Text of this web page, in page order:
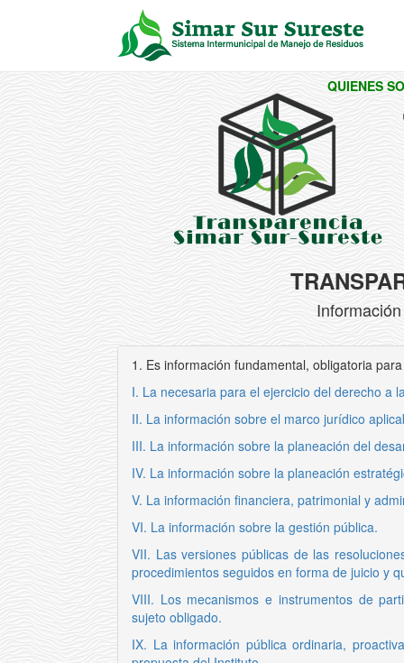
QUIENES
1. Es información fundamental, obligatoria
I. La necesaria para el ejercicio del derecho a
II. La información sobre el marco jurídico
III. La información sobre la planeación del
IV. La información sobre la planeación
V. La información financiera, patrimonial y
VI. La información sobre la gestión pública.
VII. Las versiones públicas de las
procedimientos seguidos en forma de juicio y
VIII. Los mecanismos e instrumentos de
sujeto obligado.
IX. La información pública ordinaria,